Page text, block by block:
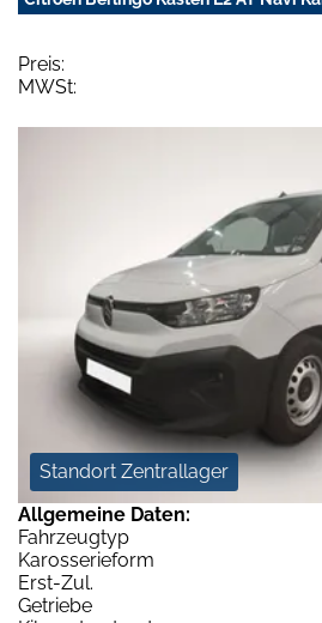
Preis:
MWSt:
Standort Zentrallager
Allgemeine Daten:
Fahrzeugtyp
Karosserieform
Erst-Zul.
Getriebe